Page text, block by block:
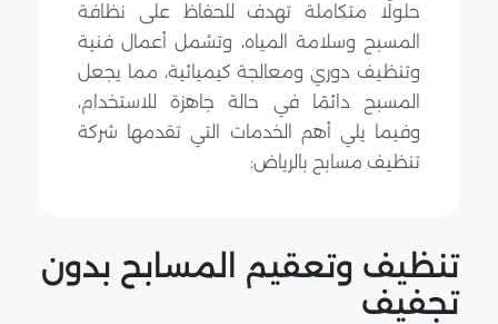
حلولًا متكاملة تهدف للحفاظ على نظافة
المسبح وسلامة المياه، وتشمل أعمال فنية
وتنظيف دوري ومعالجة كيميائية، مما يجعل
المسبح دائمًا في حالة جاهزة للاستخدام،
وفيما يلي أهم الخدمات التي تقدمها شركة
تنظيف مسابح بالرياض:
تنظيف وتعقيم المسابح بدون
تجفيف